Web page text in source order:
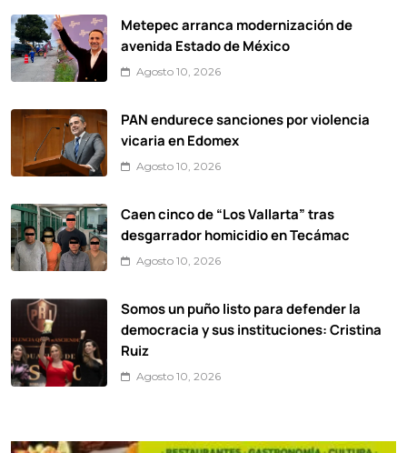
Metepec arranca modernización de
avenida Estado de México
Agosto 10, 2026
PAN endurece sanciones por violencia
vicaria en Edomex
Agosto 10, 2026
Caen cinco de “Los Vallarta” tras
desgarrador homicidio en Tecámac
Agosto 10, 2026
Somos un puño listo para defender la
democracia y sus instituciones: Cristina
Ruiz
Agosto 10, 2026